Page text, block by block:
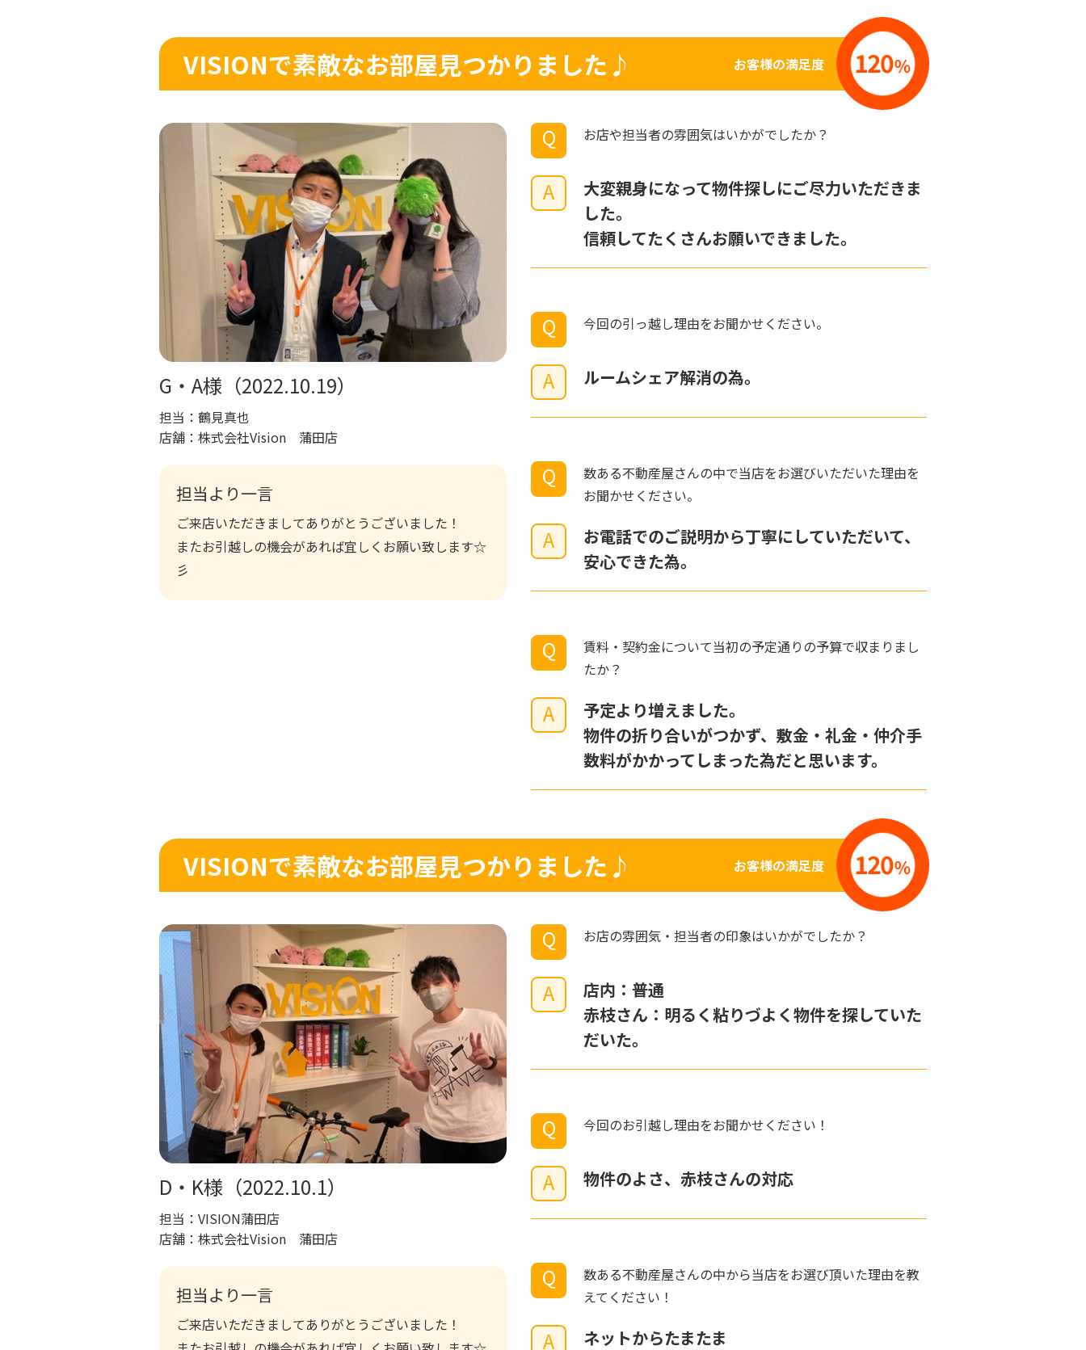
VISIONで素敵なお部屋見つかりました♪ お客様の満足度
G・A様（2022.10.19）
担当： 鶴見真也
店舗： 株式会社Vision 蒲田店
担当より一言
ご来店いただきましてありがとうございました！
またお引越しの機会があれば宜しくお願い致します☆
彡
Q お店や担当者の雰囲気はいかがでしたか？
A
大変親身になって物件探しにご尽力いただきま
した。
信頼してたくさんお願いできました。
Q 今回の引っ越し理由をお聞かせください。
A ルームシェア解消の為。
Q
数ある不動産屋さんの中で当店をお選びいただいた理由を
お聞かせください。
A
お電話でのご説明から丁寧にしていただいて、
安心できた為。
Q
賃料・契約金について当初の予定通りの予算で収まりまし
たか？
A
予定より増えました。
物件の折り合いがつかず、敷金・礼金・仲介手
数料がかかってしまった為だと思います。
VISIONで素敵なお部屋見つかりました♪ お客様の満足度
D・K様（2022.10.1）
担当： VISION蒲田店
店舗： 株式会社Vision 蒲田店
担当より一言
ご来店いただきましてありがとうございました！
Q お店の雰囲気・担当者の印象はいかがでしたか？
A
店内：普通
赤枝さん：明るく粘りづよく物件を探していた
だいた。
Q 今回のお引越し理由をお聞かせください！
A 物件のよさ、赤枝さんの対応
Q
数ある不動産屋さんの中から当店をお選び頂いた理由を教
えてください！
A ネットからたまたま